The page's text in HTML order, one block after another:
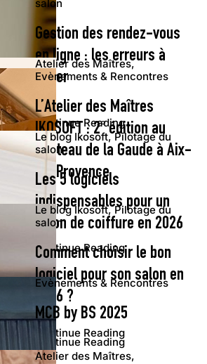
salon
Gestion des rendez-vous
en ligne : les erreurs à
éviter
Continue Reading
Atelier des Maîtres,
Evènements & Rencontres
L’Atelier des Maîtres
IKOSOFT : 2° édition au
Château de la Gaude à Aix-
en-Provence
Continue Reading
Le blog Ikosoft, Pilotage du
salon
Les 5 logiciels
indispensables pour un
salon de coiffure en 2026
Continue Reading
Le blog Ikosoft, Pilotage du
salon
Comment choisir le bon
logiciel pour son salon en
2026 ?
Continue Reading
Evènements & Rencontres
MCB by BS 2025
Atelier des Maîtres,